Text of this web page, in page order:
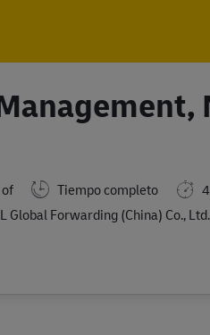
Tiempo completo
Global Forwarding (China) Co., Ltd.